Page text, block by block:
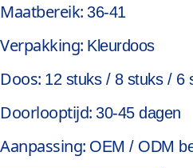
Maatbereik: 36-41
Verpakking: Kleurdoos
Doos: 12 stuks / 8 stuks / 6
Doorlooptijd: 30-45 dagen
Aanpassing: OEM / ODM